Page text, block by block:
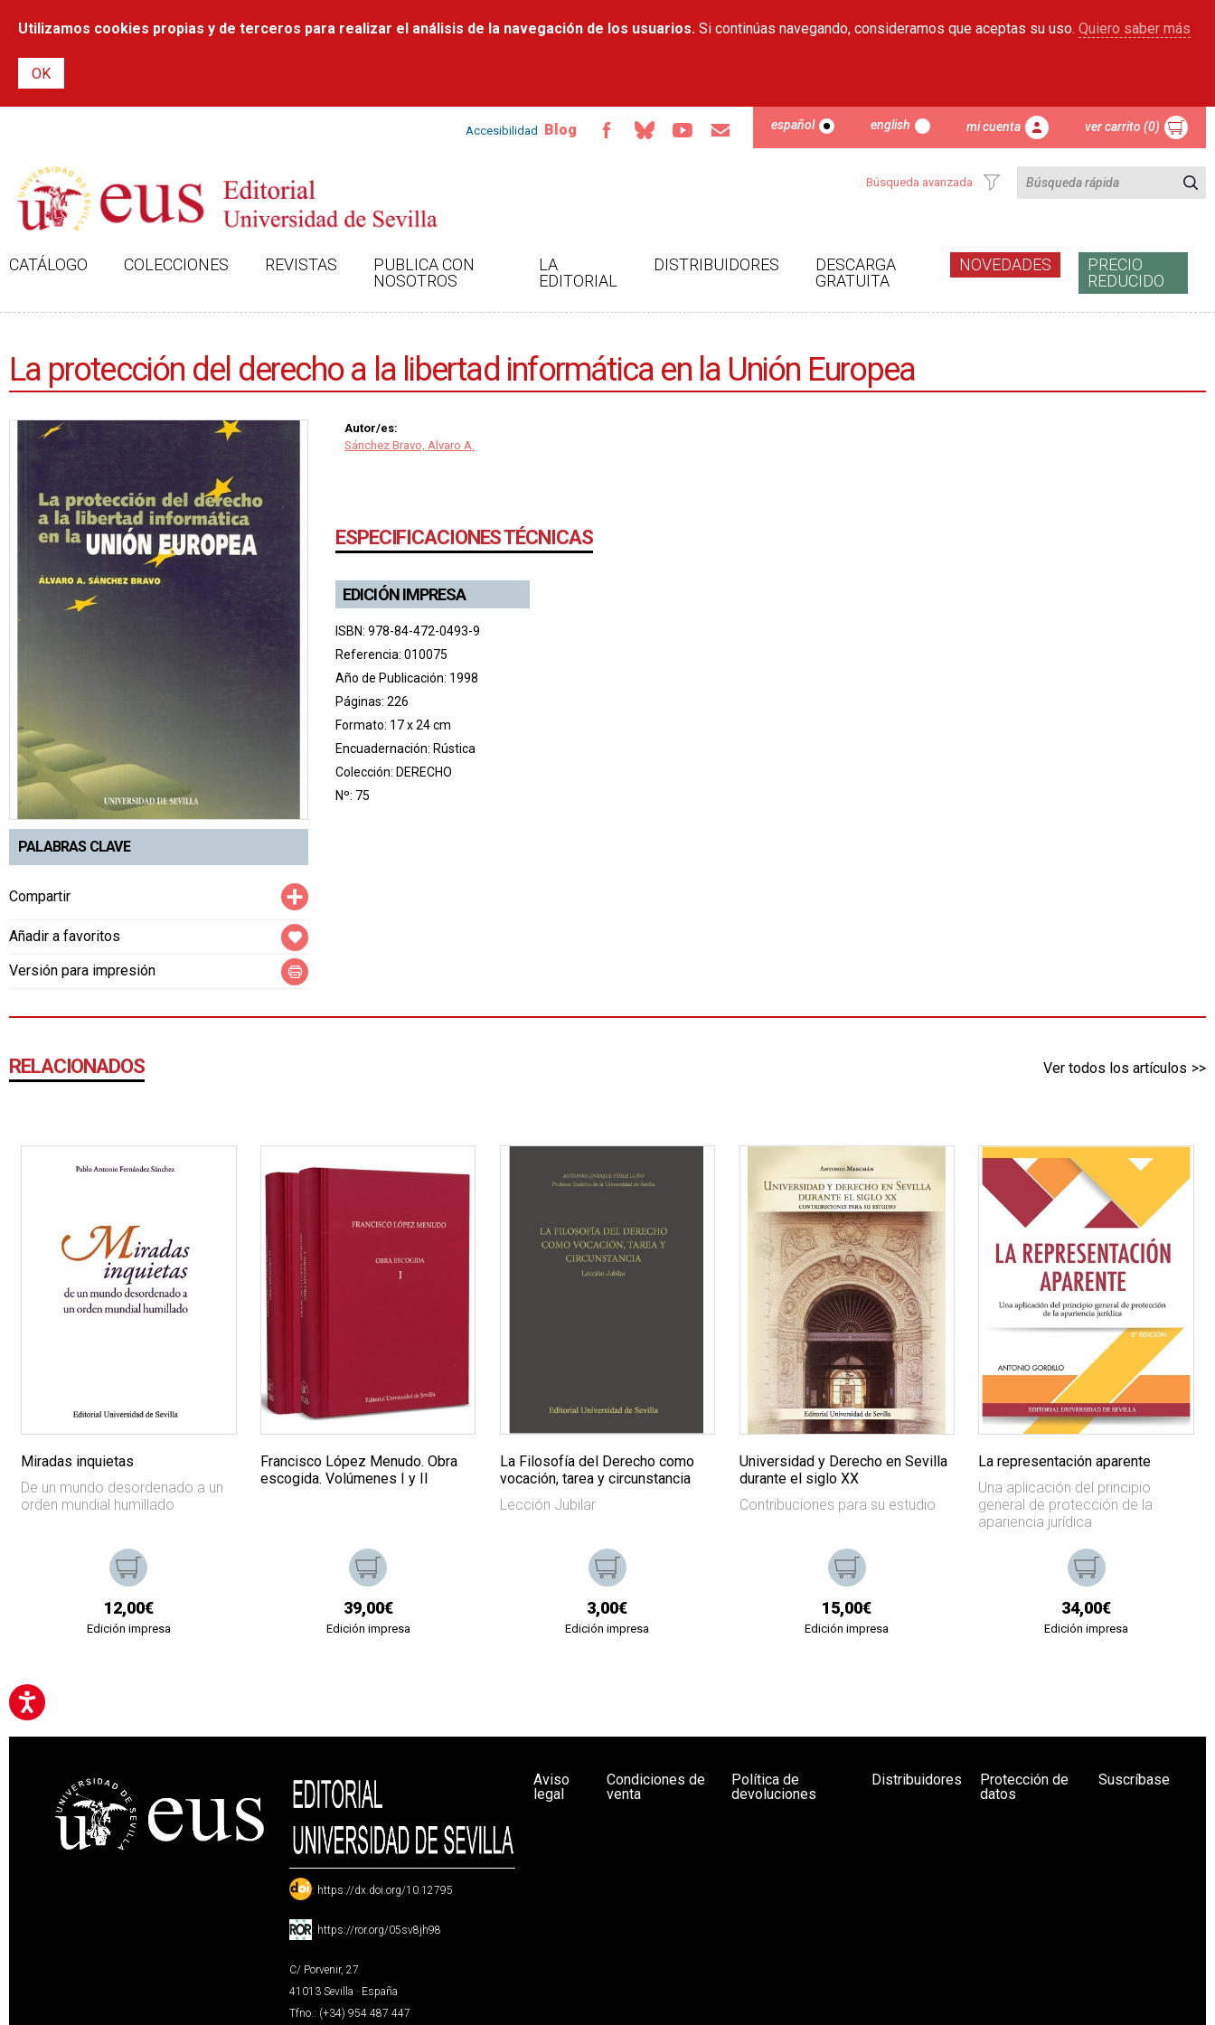
contenido
Utilizamos cookies propias y de terceros para realizar el análisis de la navegación de los usuarios. Si continúas navegando, consideramos que aceptas su uso. Quiero saber más
Accesibilidad Blog español english mi cuenta ver carrito (0)
Búsqueda avanzada
CATÁLOGO COLECCIONES REVISTAS
PUBLICA CON
NOSOTROS
LA
EDITORIAL
DISTRIBUIDORES
DESCARGA
GRATUITA
NOVEDADES
PRECIO
REDUCIDO
La protección del derecho a la libertad informática en la Unión Europea
PALABRAS CLAVE
Compartir
Añadir a favoritos
Versión para impresión
Autor/es:
Sánchez Bravo, Alvaro A.
ESPECIFICACIONES TÉCNICAS
EDICIÓN IMPRESA
ISBN: 978-84-472-0493-9
Referencia: 010075
Año de Publicación: 1998
Páginas: 226
Formato: 17 x 24 cm
Encuadernación: Rústica
Colección: DERECHO
Nº: 75
RELACIONADOS Ver todos los artículos
Miradas inquietas
De un mundo desordenado a un
orden mundial humillado
12,00€
Edición impresa
Francisco López Menudo. Obra
escogida. Volúmenes I y II
39,00€
Edición impresa
La Filosofía del Derecho como
vocación, tarea y circunstancia
Lección Jubilar
3,00€
Edición impresa
Universidad y Derecho en Sevilla
durante el siglo XX
Contribuciones para su estudio
15,00€
Edición impresa
La representación aparente
Una aplicación del principio
general de protección de la
apariencia jurídica
34,00€
Edición impresa
: https://dx.doi.org/10.12795
: https://ror.org/05sv8jh98
C/ Porvenir, 27
41013 Sevilla · España
Tfno.: (+34) 954 487 447
Aviso
legal
Condiciones de
venta
Política de
devoluciones
Distribuidores
Protección de
datos
Suscríbase